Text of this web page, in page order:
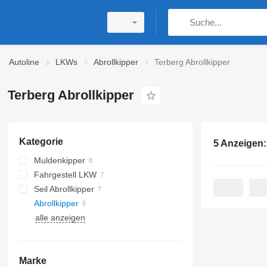
Autoline LKWs Abrollkipper Terberg Abrollkipper
Terberg Abrollkipper
Kategorie
Muldenkipper
Fahrgestell LKW
Seil Abrollkipper
Abrollkipper
alle anzeigen
Marke
5 Anzeigen: